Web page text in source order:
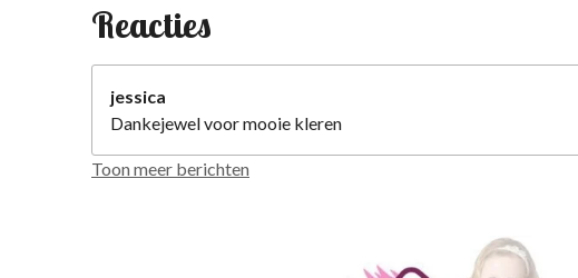
Reacties
jessica
Dankejewel voor mooie kleren
Toon meer berichten